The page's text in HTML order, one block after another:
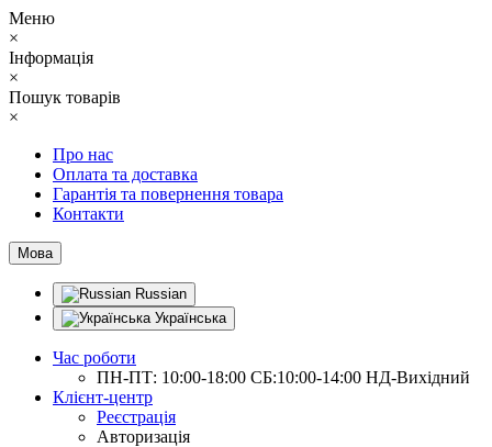
Меню
×
Інформація
×
Пошук товарів
×
Про нас
Оплата та доставка
Гарантія та повернення товара
Контакти
Мова
Russian
Українська
Час роботи
ПН-ПТ: 10:00-18:00 СБ:10:00-14:00 НД-Вихідний
Клієнт-центр
Реєстрація
Авторизація